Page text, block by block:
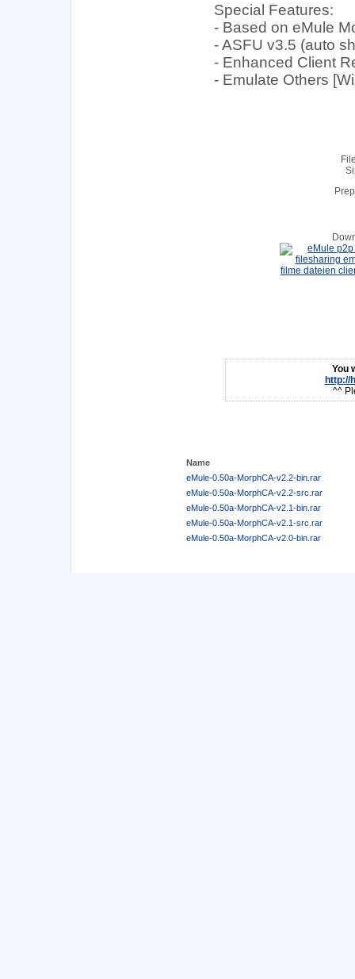
Special Features:
- Based on eMule
- ASFU v3.5 (auto
- Enhanced Client
- Emulate Others
You
http://
^^
Name
eMule-0.50a-MorphCA-v2.2-bin.rar
eMule-0.50a-MorphCA-v2.2-src.rar
eMule-0.50a-MorphCA-v2.1-bin.rar
eMule-0.50a-MorphCA-v2.1-src.rar
eMule-0.50a-MorphCA-v2.0-bin.rar